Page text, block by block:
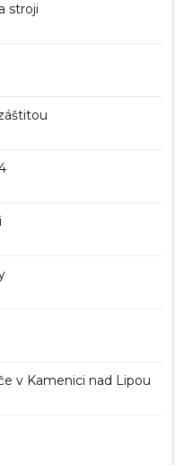
stroji
v Kamenici nad Lipou